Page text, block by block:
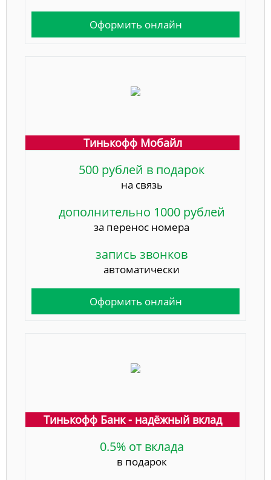
Оформить онлайн
Тинькофф Мобайл
500 рублей в подарок
на связь
дополнительно 1000 рублей
за перенос номера
запись звонков
автоматически
Оформить онлайн
Тинькофф Банк - надёжный вклад
0.5% от вклада
в подарок